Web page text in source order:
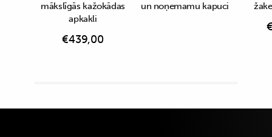
mākslīgās kažokādas
apkakli
€439,00
un noņemamu kapuci